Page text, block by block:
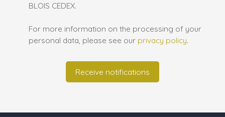
BLOIS CEDEX.
For more information on the processing of your
personal data, please see our privacy policy.
Receive notifications